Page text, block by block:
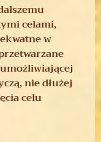
celami,
w
nie dłużej
celu